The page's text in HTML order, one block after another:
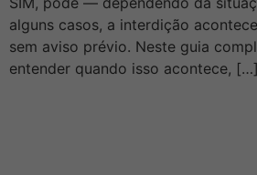
alguns casos, a interdição
sem aviso prévio. Neste guia
entender quando isso acontece, […]